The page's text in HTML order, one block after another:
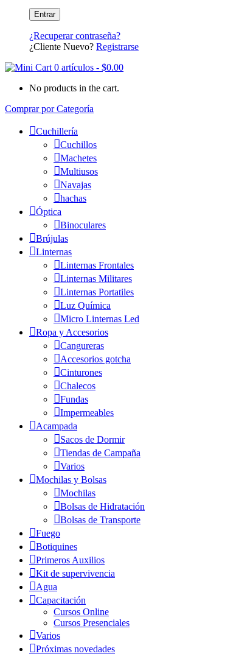
¿Recuperar contraseña?
¿Cliente Nuevo? Registrarse
0 artículos - $0.00
No products in the cart.
Comprar por Categoría
Cuchillería
Cuchillos
Machetes
Multiusos
Navajas
hachas
Óptica
Binoculares
Brújulas
Linternas
Linternas Frontales
Linternas Militares
Linternas Portatiles
Luz Química
Micro Linternas Led
Ropa y Accesorios
Cangureras
Accesorios gotcha
Cinturones
Chalecos
Fundas
Impermeables
Acampada
Sacos de Dormir
Tiendas de Campaña
Varios
Mochilas y Bolsas
Mochilas
Bolsas de Hidratación
Bolsas de Transporte
Fuego
Botiquines
Primeros Auxilios
Kit de supervivencia
Agua
Capacitación
Cursos Online
Cursos Presenciales
Varios
Próximas novedades